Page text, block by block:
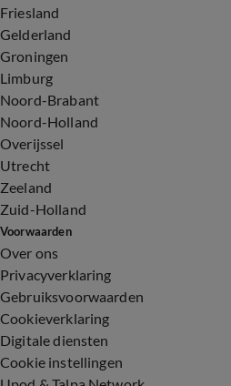
Friesland
Gelderland
Groningen
Limburg
Noord-Brabant
Noord-Holland
Overijssel
Utrecht
Zeeland
Zuid-Holland
Voorwaarden
Over ons
Privacyverklaring
Gebruiksvoorwaarden
Cookieverklaring
Digitale diensten
Cookie instellingen